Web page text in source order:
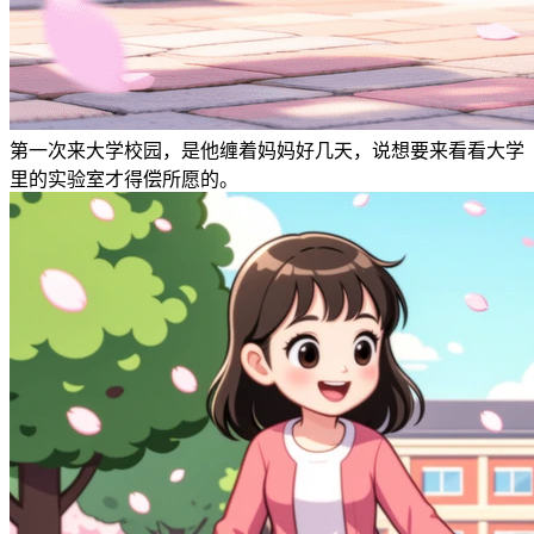
第一次来大学校园，是他缠着妈妈好几天，说想要来看看大学
里的实验室才得偿所愿的。